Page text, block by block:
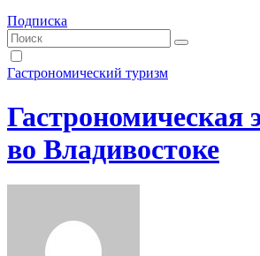
Подписка
Гастрономический туризм
Гастрономическая
во Владивостоке